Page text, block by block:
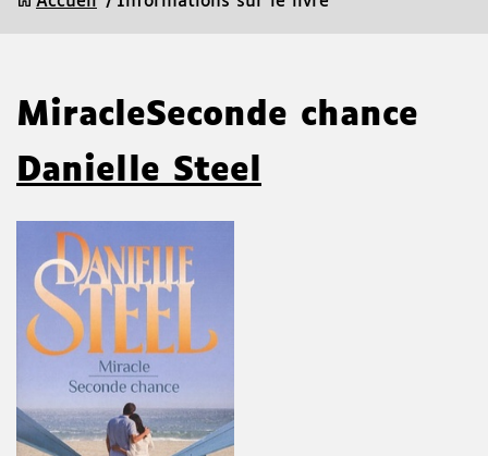
MiracleSeconde chance
Danielle Steel